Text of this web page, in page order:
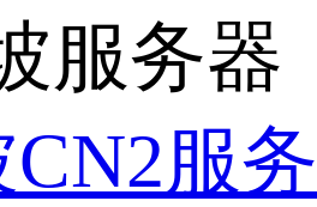
服务器
服